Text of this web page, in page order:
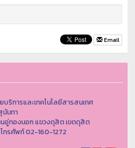
Email
ริการและเทคโนโลยีสารสนเทศ
นันทา
นอู่ทองนอก แขวงดุสิต เขตดุสิต
ทรศัพท์ 02-160-1272